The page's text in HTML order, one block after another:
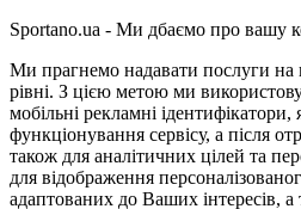
Sportano.ua - Ми дбаємо про вашу
Ми прагнемо надавати послуги
рівні. З цією метою ми
мобільні рекламні
функціонування сервісу, а після
також для аналітичних цілей та
для відображення
адаптованих до Ваших інтересів,